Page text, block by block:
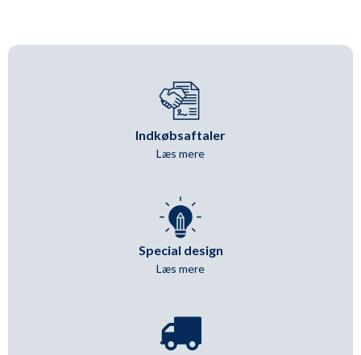
Indkøbsaftaler
Læs mere
Special design
Læs mere